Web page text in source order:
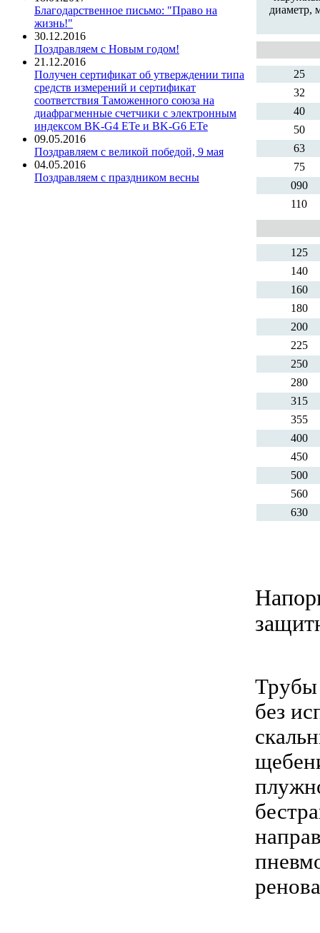
Благодарственное письмо: "Право на
жизнь!"
30.12.2016
Поздравляем с Новым годом!
21.12.2016
Получен сертификат об утверждении типа
средств измерений и сертификат
соответствия Таможенного союза на
диафрагменные счетчики с электронным
индексом BK-G4 ETe и BK-G6 ETe
09.05.2016
Поздравляем с великой победой, 9 мая
04.05.2016
Поздравляем с праздником весны
диаметр,
25
32
40
50
63
75
090
110
125
140
160
180
200
225
250
280
315
355
400
450
500
560
630
Трубы
без